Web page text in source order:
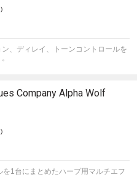
、ディレイ、トーンコントロールを
Company Alpha Wolf
1台にまとめたハープ用マルチエフ